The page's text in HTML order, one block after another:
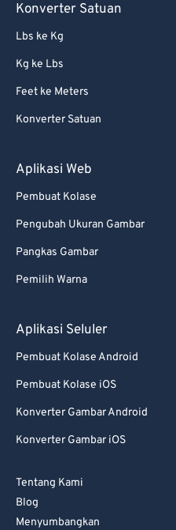
Konverter Satuan
Lbs ke Kg
Kg ke Lbs
Feet ke Meters
Konverter Satuan
Aplikasi Web
Pembuat Kolase
Pengubah Ukuran Gambar
Pangkas Gambar
Pemilih Warna
Aplikasi Seluler
Pembuat Kolase Android
Pembuat Kolase iOS
Konverter Gambar Android
Konverter Gambar iOS
Tentang Kami
Blog
Menyumbangkan